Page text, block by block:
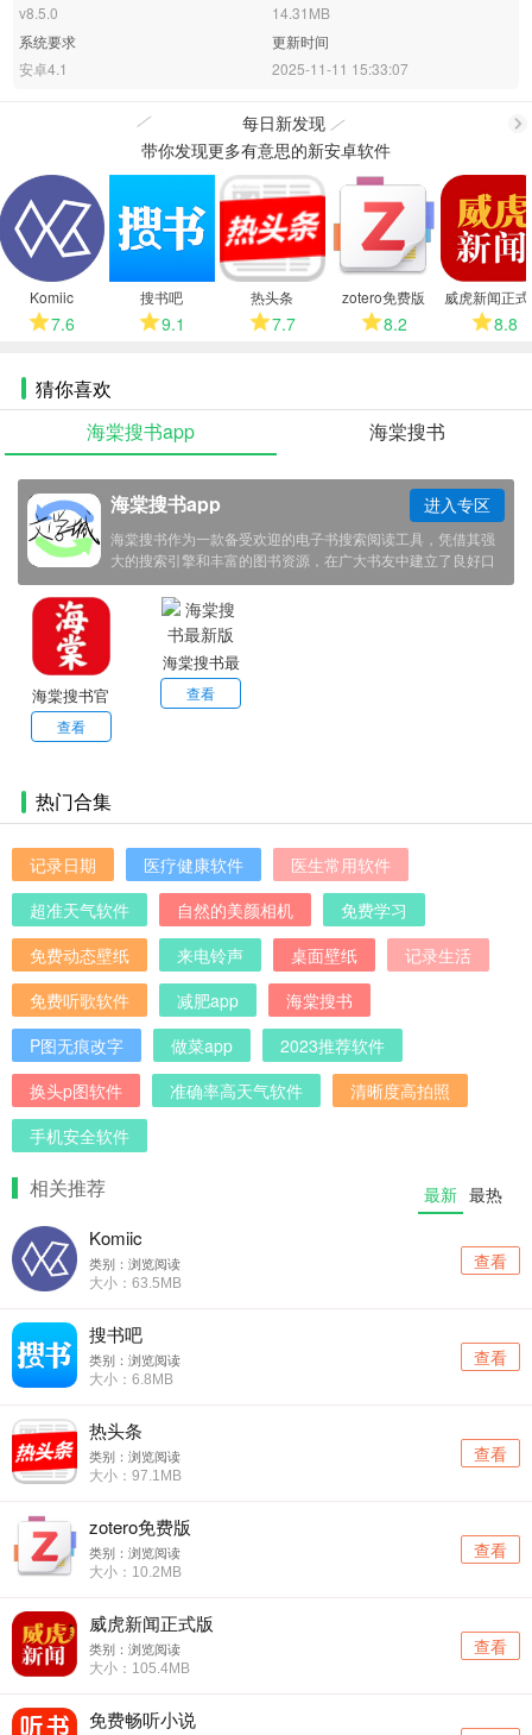
v8.5.0
14.31MB
系统要求
安卓4.1
更新时间
2025-11-11 15:33:07
每日新发现
多
带你发现更多有意思的新安卓软件
Komiic
7.6
搜书吧
9.1
热头条
7.7
zotero免费版
8.2
威虎新闻正
8.8
猜你喜欢
海棠搜书app
海棠搜书
海棠搜书app
海棠搜书作为一款备受欢迎的电子书搜索阅读工具，凭借其强
大的搜索引擎和丰富的图书资源，在广大书友中建立了良好口
碑。该应用深度整合了全网优质电子书资源，涵盖网络文学、
经典名著、畅销小说、社科经管等多个品类，能够满足不同读
者的阅读需求。其独特的智能推荐算法能够根据用户的搜索记
录和阅读偏好精准推送感兴趣的作品，而简洁直观的界面设计
和流畅的阅读体验更是为用户创造了沉浸式的阅读环境。
进入专区
海棠搜书官
网版
查看
海棠搜书最
新版
查看
热门合集
记录日期 医疗健康软件
医生常用软件
超准天气软件
自然的美颜相机
免费学习
免费动态壁纸
来电铃声 桌面壁纸
记录生活
免费听歌软件
减肥app
海棠搜书
P图无痕改字
做菜app
2023推荐软件
换头p图软件
准确率高天气软件
清晰度高拍照
手机安全软件
相关推荐 最新 最热
Komiic
类别：浏览阅读
大小：63.5MB
查看
搜书吧
类别：浏览阅读
大小：6.8MB
查看
热头条
类别：浏览阅读
大小：97.1MB
查看
zotero免费版
类别：浏览阅读
大小：10.2MB
查看
威虎新闻正式版
类别：浏览阅读
大小：105.4MB
查看
免费畅听小说